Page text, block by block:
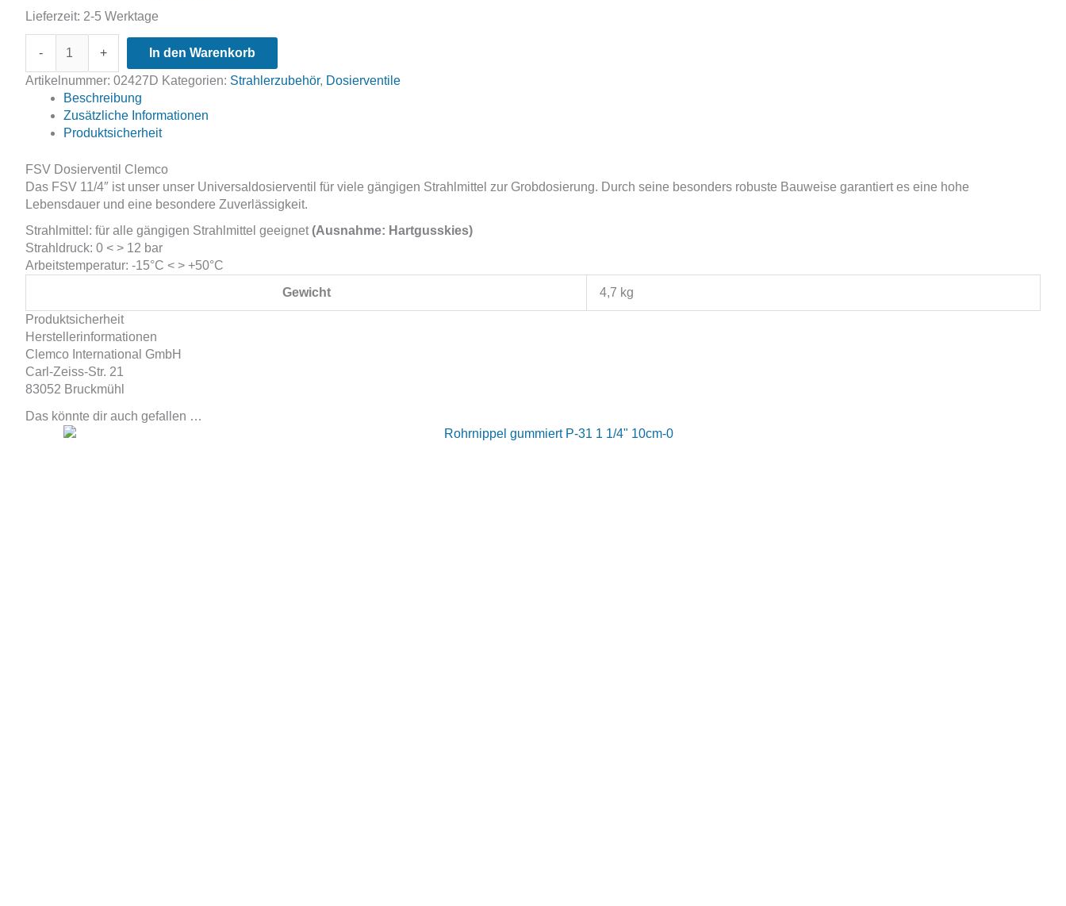
Lieferzeit: 2-5 Werktage
-
Dosierventil
1
Clemco
Menge
+ In den Warenkorb
Artikelnummer: 02427D Kategorien: Strahlerzubehör, Dosierventile
Beschreibung
Zusätzliche Informationen
Produktsicherheit
FSV Dosierventil Clemco
Das FSV 11/4″ ist unser unser Universaldosierventil für viele gängigen Strahlmittel zur Grobdosierung. Durch seine besonders robuste Bauweise garantiert es eine hohe
Lebensdauer und eine besondere Zuverlässigkeit.
Strahlmittel: für alle gängigen Strahlmittel geeignet(Ausnahme: Hartgusskies)
Strahldruck: 0 < > 12 bar
Arbeitstemperatur: -15°C < > +50°C
Gewicht
4,7 kg
Produktsicherheit
Herstellerinformationen
Clemco International GmbH
Carl-Zeiss-Str. 21
83052 Bruckmühl
Das könnte dir auch gefallen …